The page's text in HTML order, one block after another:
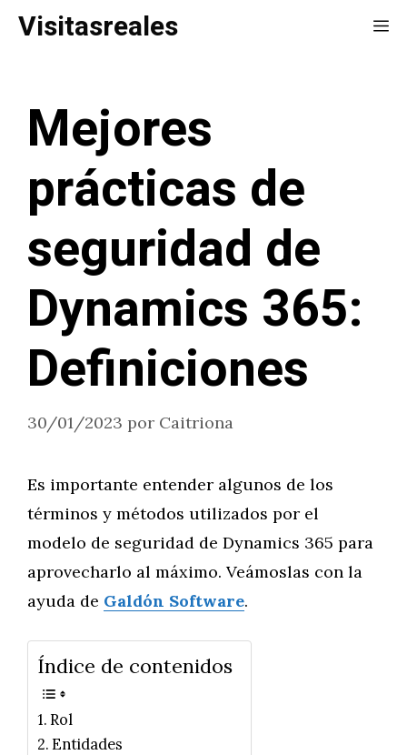
Saltar
Visitasreales
Mejores
prácticas de
seguridad de
Dynamics 365:
Definiciones
30/01/2023 por Caitriona
Es importante entender algunos de los
términos y métodos utilizados por el
modelo de seguridad de Dynamics 365 para
aprovecharlo al máximo. Veámoslas con la
ayuda de Galdón Software.
Índice de contenidos
Rol
Entidades